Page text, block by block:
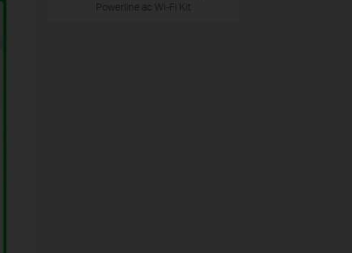
Powerline ac Wi-Fi Kit